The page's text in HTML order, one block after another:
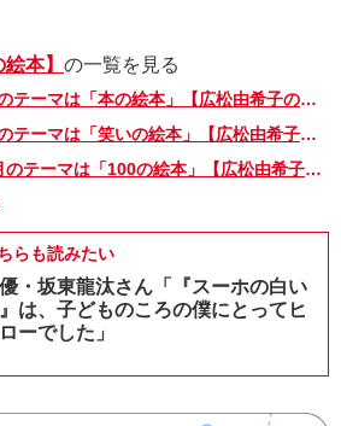
本】 の一覧を見る
6月のテーマは「本の絵本」【広松由希子の今月の絵本・20】
4月のテーマは「笑いの絵本」【広松由希子の今月の絵本・18】
12月のテーマは「100の絵本」【広松由希子の今月の絵本・100】
らも読みたい
・坂東龍汰さん「『スーホの白い
は、子どものころの僕にとってヒ
ーでした」